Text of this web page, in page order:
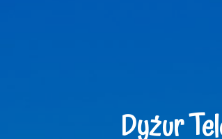
Dyżur